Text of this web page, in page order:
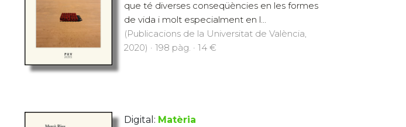
que té diverses conseqüències en les formes
de vida i molt especialment en l...
(Publicacions de la Universitat de València,
2020) · 198 pàg. · 14 €
Digital: Matèria